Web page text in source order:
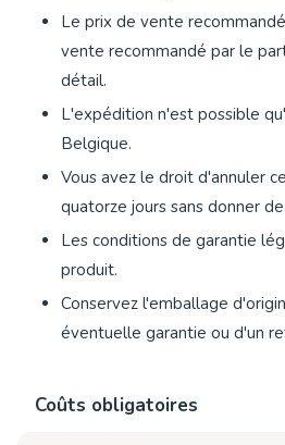
Le prix de vente
vente recommandé par le
détail.
L'expédition n'est possible
Belgique.
Vous avez le droit d'annuler
quatorze jours sans donner
Les conditions de garantie
produit.
Conservez l'emballage
éventuelle garantie ou d'un
Coûts obligatoires